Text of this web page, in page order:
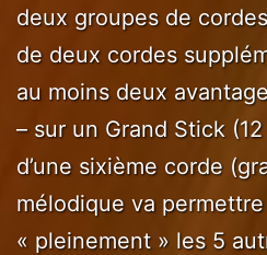
deux groupes de
de deux cordes
au moins deux
– sur un Grand Stick
d’une sixième corde
mélodique va permettre
« pleinement » les 5